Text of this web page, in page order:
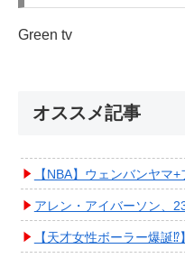
Green tv
オススメ記事
【NBA】ウェンバンヤマ+フォックスと
アレン・アイバーソン、23年後に練
【天才女性ボーラー爆誕⁉︎】エンジョ